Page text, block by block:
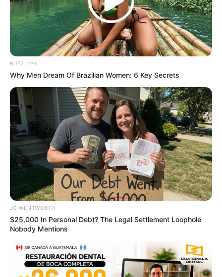
Why this ordinary drink is the secret to feeling your
best every day
CTA LOVE
How Does "Darkest Hour" Spotted Secrets That No
One Knew?
BRAINBERRIES
BUZZ DAY
Why Men Dream Of Brazilian Women: 6 Key Secrets
JG WENTWORTH
$25,000 In Personal Debt? The Legal Settlement Loophole
Nobody Mentions